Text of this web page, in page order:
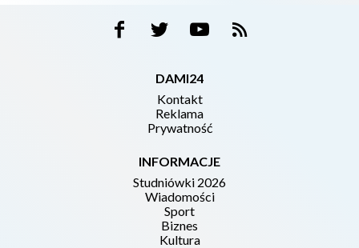
DAMI24
Kontakt
Reklama
Prywatność
INFORMACJE
Studniówki 2026
Wiadomości
Sport
Biznes
Kultura